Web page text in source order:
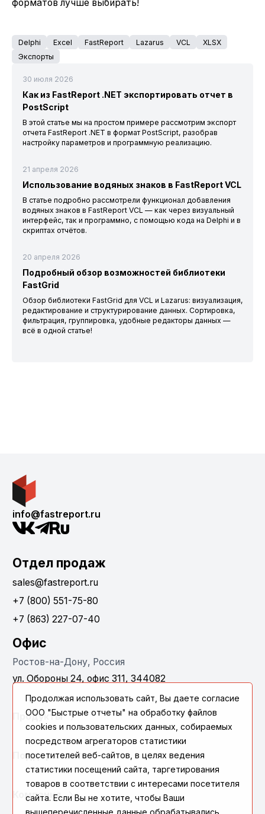
форматов лучше выбирать!
Delphi Excel FastReport Lazarus VCL
XLSX
Экспорты
30 июля 2026
Как из FastReport .NET экспортировать отчет в
PostScript
В этой статье мы на простом примере рассмотрим экспорт
отчета FastReport .NET в формат PostScript, разобрав
настройку параметров и программную реализацию.
21 апреля 2026
Использование водяных знаков в FastReport VCL
В статье подробно рассмотрели функционал добавления
водяных знаков в FastReport VCL — как через визуальный
интерфейс, так и программно, с помощью кода на Delphi и в
скриптах отчётов.
20 апреля 2026
Подробный обзор возможностей библиотеки
FastGrid
Обзор библиотеки FastGrid для VCL и Lazarus: визуализация,
редактирование и структурирование данных. Сортировка,
фильтрация, группировка, удобные редакторы данных —
всё в одной статье!
info@fastreport.ru
Отдел продаж
sales@fastreport.ru
+7 (800) 551-75-80
+7 (863) 227-07-40
Офис
Ростов-на-Дону, Россия
ул. Обороны 24, офис 311, 344082
Продукты
Поддержка
Компания
Продолжая использовать сайт, Вы даете согласие
ООО "Быстрые отчеты" на обработку файлов
cookies и пользовательских данных, собираемых
посредством агрегаторов статистики
посетителей веб-сайтов, в целях ведения
статистики посещений сайта, таргетирования
товаров в соответствии с интересами посетителя
сайта. Если Вы не хотите, чтобы Ваши
вышеперечисленные данные обрабатывались,